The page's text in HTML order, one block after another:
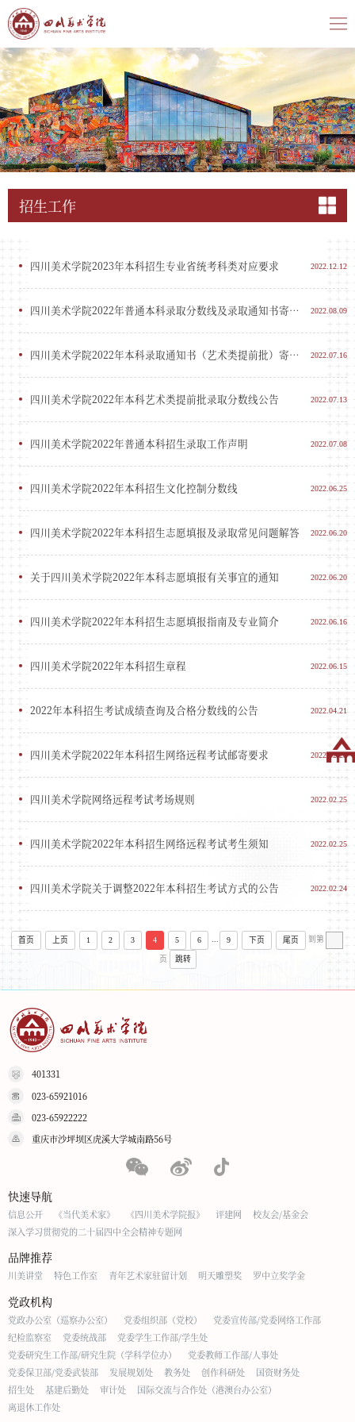
招生工作
四川美术学院2023年本科招生专业省统考科类对应要求 2022.12.12
四川美术学院2022年普通本科录取分数线及录取通知书寄发（含上海市艺术类提前批）公告 2022.08.09
四川美术学院2022年本科录取通知书（艺术类提前批）寄发通知 2022.07.16
四川美术学院2022年本科艺术类提前批录取分数线公告 2022.07.13
四川美术学院2022年普通本科招生录取工作声明 2022.07.08
四川美术学院2022年本科招生文化控制分数线 2022.06.25
四川美术学院2022年本科招生志愿填报及录取常见问题解答 2022.06.20
关于四川美术学院2022年本科志愿填报有关事宜的通知 2022.06.20
四川美术学院2022年本科招生志愿填报指南及专业简介 2022.06.16
四川美术学院2022年本科招生章程 2022.06.15
2022年本科招生考试成绩查询及合格分数线的公告 2022.04.21
四川美术学院2022年本科招生网络远程考试邮寄要求 2022.02.25
四川美术学院网络远程考试考场规则 2022.02.25
四川美术学院2022年本科招生网络远程考试考生须知 2022.02.25
四川美术学院关于调整2022年本科招生考试方式的公告 2022.02.24
首页 上页 1 2 3 4 5 6 9 下页 尾页 到第
页 跳转
401331
023-65921016
023-65922222
重庆市沙坪坝区虎溪大学城南路56号
快速导航
信息公开 《当代美术家》 《四川美术学院报》 评建网
校友会/基金会
深入学习贯彻党的二十届四中全会精神专题网
品牌推荐
川美讲堂 特色工作室 青年艺术家驻留计划 明天雕塑奖 罗中立奖学金
党政机构
党政办公室（巡察办公室） 党委组织部（党校）
党委宣传部/党委网络工作部
纪检监察室
党委统战部
党委学生工作部/学生处
党委研究生工作部/研究生院（学科学位办）
党委教师工作部/人事处
党委保卫部/党委武装部
发展规划处 教务处 创作科研处
国资财务处
招生处
基建后勤处 审计处
国际交流与合作处（港澳台办公室）
离退休工作处